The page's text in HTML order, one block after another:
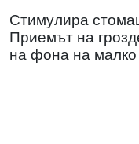
Стимулира
Приемът на
на фона на малко